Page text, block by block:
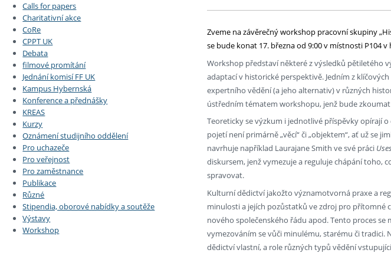
Dozvědět se více Strategie a další dokumenty
Podpora a benefity pro zaměstnance
Absolventi fakulty
Fakultní školy FF UK
Podat přihlášku Učitelské studijní programy
Informace k průběhu přijímacího řízení
Dozvědět se více Doktorské studium
Rigorózní řízení
Dozvědět se více Akademické kvalifikace
Granty a projekty
Dozvědět se více Vyjíždějící studenti
Přijíždějící studenti
Vyjíždějící zaměstnanci
Calls for papers
Charitativní akce
CoRe
CPPT UK
Debata
filmové promítání
Jednání komisí FF UK
Kampus Hybernská
Konference a přednášky
KREAS
Kurzy
Oznámení studijního oddělení
Pro uchazeče
Pro veřejnost
Pro zaměstnance
Publikace
Různé
Stipendia, oborové nabídky a soutěže
Výstavy
Workshop
Zveme na závěrečný workshop pracovní skupiny
se bude konat 17. března od 9:00 v místnosti P104 v
Workshop představí některé z výsledků pětiletého
adaptací v historické perspektivě. Jedním z
expertního vědění (a jeho alternativ) v různých
ústředním tématem workshopu, jenž bude
Teoreticky se výzkum i jednotlivé příspěvky opírají
pojetí není primárně „věcí“ či „objektem“, ať už se
navrhuje například Laurajane Smith ve své práci
diskursem, jenž vymezuje a reguluje chápání toho,
spravovat.
Kulturní dědictví jakožto významotvorná praxe a
minulosti a jejích pozůstatků ve zdroj pro přítomné
nového společenského řádu apod. Tento proces
vymezováním se vůči minulému, starému či
dědictví vlastní, a role různých typů vědění